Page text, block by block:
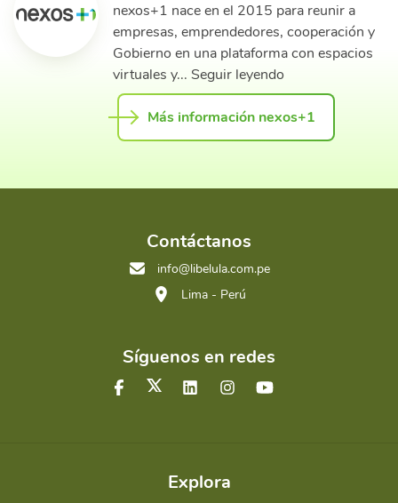
nexos+1 nace en el 2015 para reunir a
empresas, emprendedores, cooperación y
Gobierno en una plataforma con espacios
virtuales y... Seguir leyendo
Más información nexos+1
Contáctanos
info@libelula.com.pe
Lima - Perú
Síguenos en redes
Explora